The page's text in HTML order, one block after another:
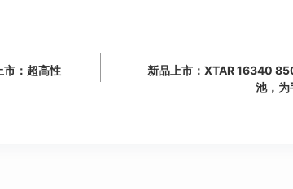
：超高性
新品上市：XTAR 16340
池，为